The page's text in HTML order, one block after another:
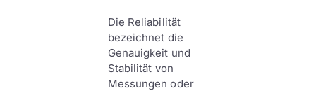
Die Reliabilität
bezeichnet die
Genauigkeit und
Stabilität von
Messungen oder